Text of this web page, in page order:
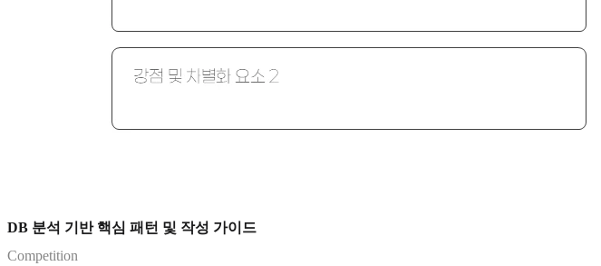
DB 분석 기반 핵심 패턴 및 작성 가이드
Competition